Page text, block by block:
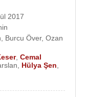
2017
Burcu Över, Ozan
, Cemal
Hülya Şen